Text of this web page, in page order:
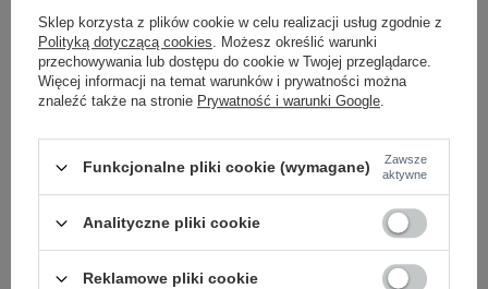
ciemny różowy
szary
One size 2016102955078 - +
Sklep korzysta z plików cookie w celu realizacji usług zgodnie z
Polityką dotyczącą cookies. Możesz określić warunki
przechowywania lub dostępu do cookie w Twojej przeglądarce.
Więcej informacji na temat warunków i prywatności można
znaleźć także na stronie Prywatność i warunki Google.
Funkcjonalne pliki cookie (wymagane)
Zawsze
aktywne
Analityczne pliki cookie
Reklamowe pliki cookie